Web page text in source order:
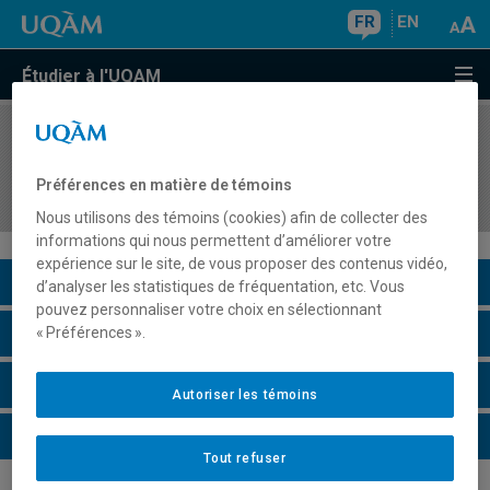
FR EN
Étudier à l'UQAM
COURS//
territoires touristiques
Description du cours
Horaire - Été 2026
Horaire - Automne 2026
Horaire - Hiver 2027
Préférences en matière de témoins
Nous utilisons des témoins (cookies) afin de collecter des
informations qui nous permettent d’améliorer votre
expérience sur le site, de vous proposer des contenus vidéo,
d’analyser les statistiques de fréquentation, etc. Vous
pouvez personnaliser votre choix en sélectionnant
« Préférences ».
Tout refuser
Autoriser les témoins